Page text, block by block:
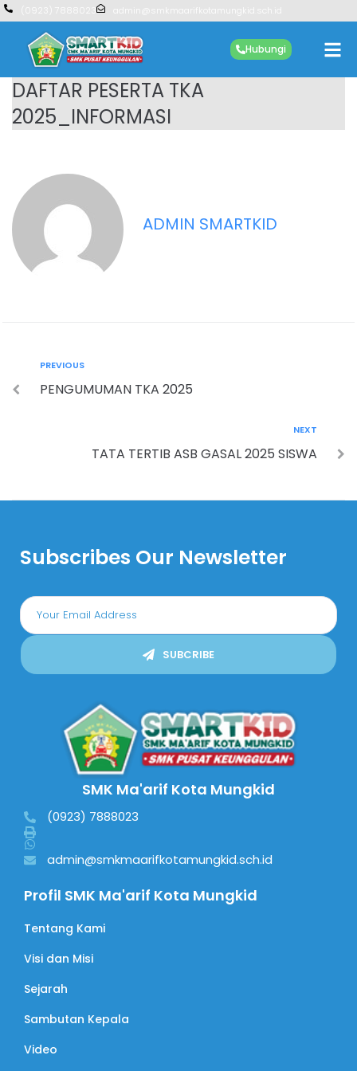
(0923) 7888023 admin@smkmaarifkotamungkid.sch.id
Hubungi
DAFTAR PESERTA TKA
2025_INFORMASI
ADMIN SMARTKID
PREVIOUS
PENGUMUMAN TKA 2025
NEXT
TATA TERTIB ASB GASAL 2025 SISWA
Subscribes Our Newsletter
SUBCRIBE
SMK Ma'arif Kota Mungkid
(0923) 7888023
admin@smkmaarifkotamungkid.sch.id
Profil SMK Ma'arif Kota Mungkid
Tentang Kami
Visi dan Misi
Sejarah
Sambutan Kepala
Video